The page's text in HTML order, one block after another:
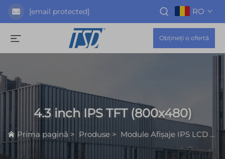
[email protected] RO
Obțineți o ofertă
4.3 inch IPS TFT (800x480)
Prima pagină > Produse > Module Afișaje IPS LCD